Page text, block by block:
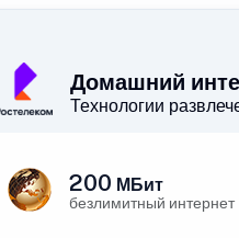
Домашний
Технологии
200 МБит
безлимитный интернет